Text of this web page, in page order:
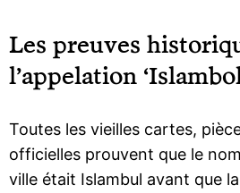
Les preuves
l’appelation
Toutes les vieilles cartes,
officielles prouvent que le
ville était Islambul avant que